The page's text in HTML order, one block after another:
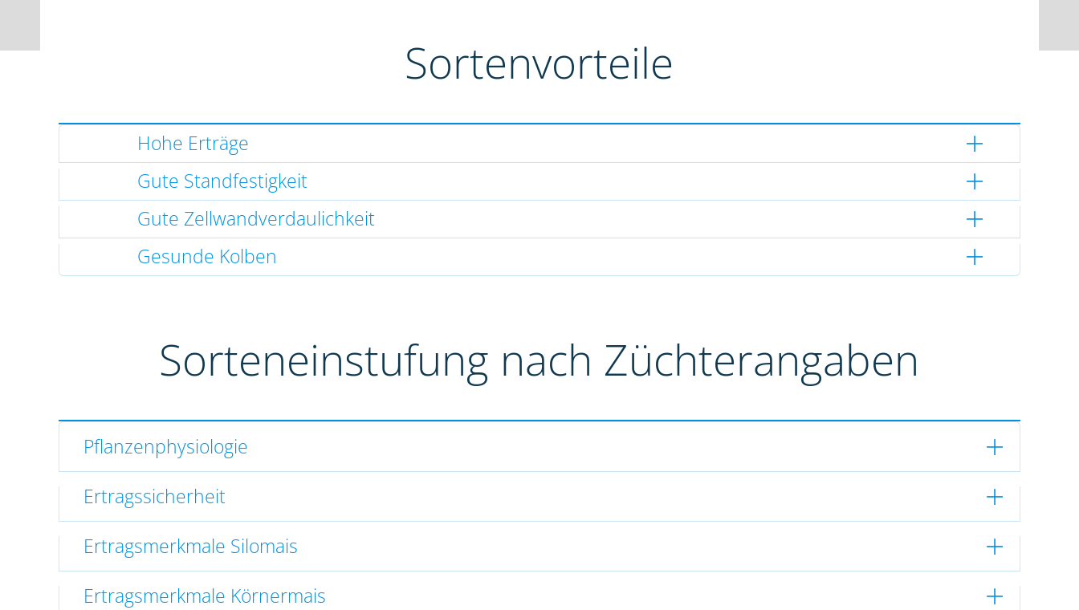
Sortenvorteile
Hohe Erträge
Gute Standfestigkeit
Gute Zellwandverdaulichkeit
Gesunde Kolben
Sorteneinstufung nach Züchterangaben
Pflanzenphysiologie
Ertragssicherheit
Ertragsmerkmale Silomais
Ertragsmerkmale Körnermais